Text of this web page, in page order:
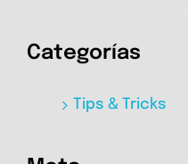
Categorías
Tips & Tricks